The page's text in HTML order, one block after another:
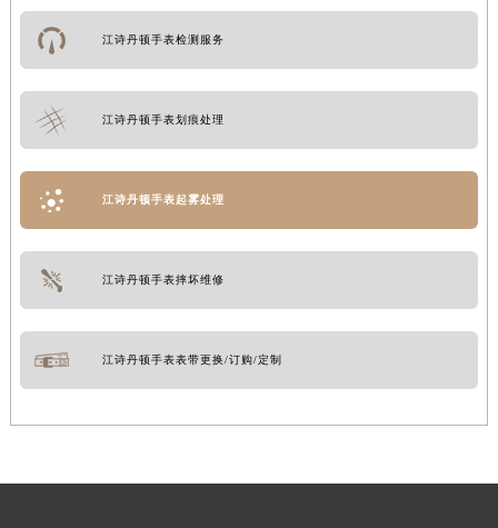
江诗丹顿手表检测服务
江诗丹顿手表划痕处理
江诗丹顿手表起雾处理
江诗丹顿手表摔坏维修
江诗丹顿手表表带更换/订购/定制